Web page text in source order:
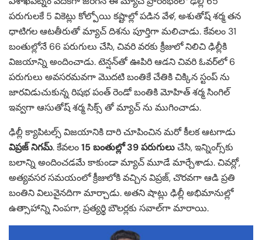
పరుగులకే 5 వికెట్లు కోల్పోయి కష్టాల్లో పడిన వేళ, అశుతోష్ శర్మ తన
ధాటిగల ఆటతీరుతో మ్యాచ్‌ దిశను పూర్తిగా మలిచాడు. కేవలం 31
బంతుల్లోనే 66 పరుగులు చేసి, చివరి వరకు క్రీజులో నిలిచి ఢిల్లీకి
విజయాన్ని అందించాడు. టెన్షన్‌తో ఊపిరి ఆడని చివరి ఓవర్‌లో 6
పరుగులు అవసరమవగా మొదటి బంతికే చేతికి చిక్కిన స్టంప్ ను
జారవిడుచుకున్న రిషభ పంత్ రెండో బంతికి మోహిత్ శర్మ సింగిల్
ఇవ్వగా ఆసుతోష్ శర్మ సిక్స్ తో మ్యాచ్ ను ముగించాడు.
ఢిల్లీ క్యాపిటల్స్ విజయానికి దారి చూపించిన మరో కీలక ఆటగాడు
విప్రజ్ నిగమ్. కేవలం15 బంతుల్లో 39 పరుగులుచేసి, ఇన్నింగ్స్‌కు
బలాన్ని అందించడమే కాకుండా మ్యాచ్ మూడే మార్చేశాడు. చివర్లో,
అత్యవసర సమయంలో క్రీజులోకి వచ్చిన విప్రజ్, చొరవగా ఆడి ప్రతి
బంతిని విలువైనదిగా మార్చాడు. అతని షాట్లు ఢిల్లీ అభిమానుల్లో
ఉత్సాహాన్ని నింపగా, ప్రత్యర్థి బౌలర్లకు సవాల్‌గా మారాయి.